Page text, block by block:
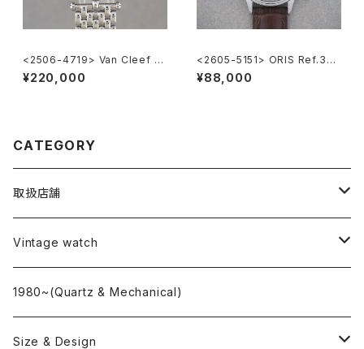
<2506-4719> Van Cleef &
Arpels Classique
¥220,000
<2605-5151> ORIS Ref.302
-7285B ”POINTER DATE"
¥88,000
CATEGORY
取扱店舗
L o'clock
"delve"
Vintage watch
海外ブランド
OMEGA
国産ブランド
1980~(Quartz & Mechanical)
Size & Design